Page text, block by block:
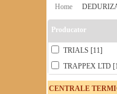
Home
Producator
TRIALS [11]
TRAPPEX LTD
CENTRALE